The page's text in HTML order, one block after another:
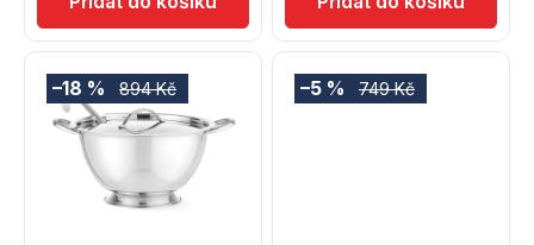
u
d
894 Kč
–18 % 749 Kč
–5 %